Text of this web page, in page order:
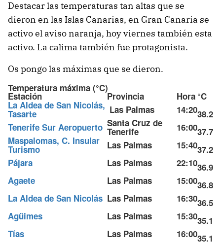
Destacar las temperaturas tan altas que se
dieron en las Islas Canarias, en Gran Canaria se
activo el aviso naranja, hoy viernes también esta
activo. La calima también fue protagonista.
Os pongo las máximas que se dieron.
Temperatura máxima (°C)
Estación Provincia Hora °C
La Aldea de San Nicolás,
Tasarte Las Palmas 14:2038.2
Tenerife Sur Aeropuerto Santa Cruz de
Tenerife 16:0037.7
Maspalomas, C. Insular
Turismo Las Palmas 15:4037.2
Pájara
Las Palmas 22:1036.9
Agaete
Las Palmas 15:0036.8
La Aldea de San Nicolás Las Palmas 16:3036.5
Agüimes
Las Palmas 15:3035.1
Tías
Las Palmas 16:0035.1